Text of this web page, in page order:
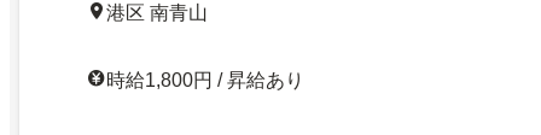
港区 南青山
時給1,800円 / 昇給あり